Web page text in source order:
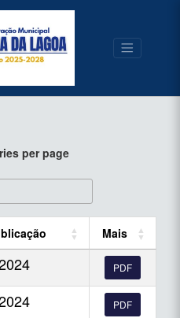
da Saúde
da Saúde
per page
Mais
PDF
PDF